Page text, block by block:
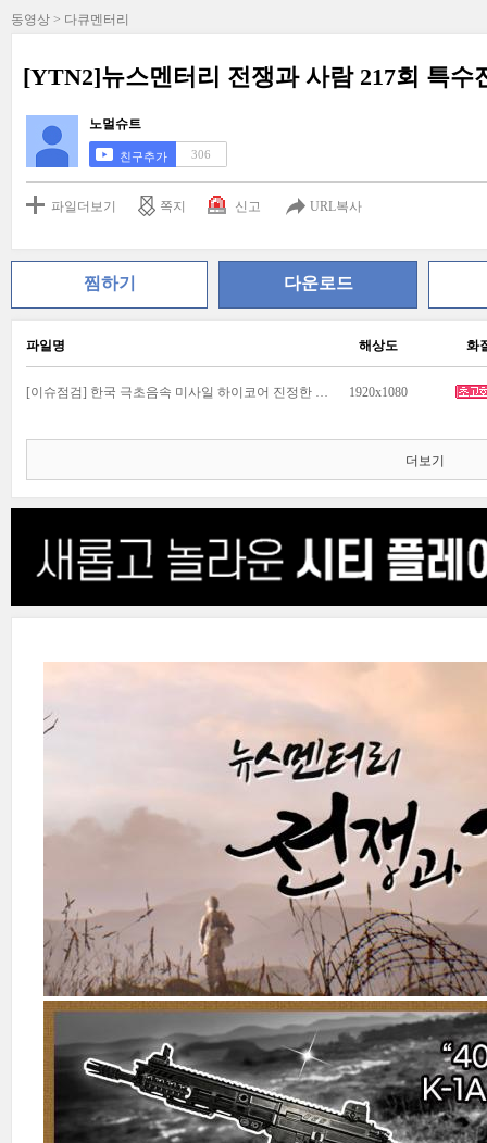
동영상 > 다큐멘터리
[YTN2]뉴스멘터리 전쟁과 사람 217회 특수
노멀슈트
친구추가 306
파일더보기 쪽지 신고 URL복사
찜하기 다운로드
파일명 해상도 화
[이슈점검] 한국 극초음속 미사일 하이코어 진정한 게임체인저 등장하다.mp4 1920x1080
더보기